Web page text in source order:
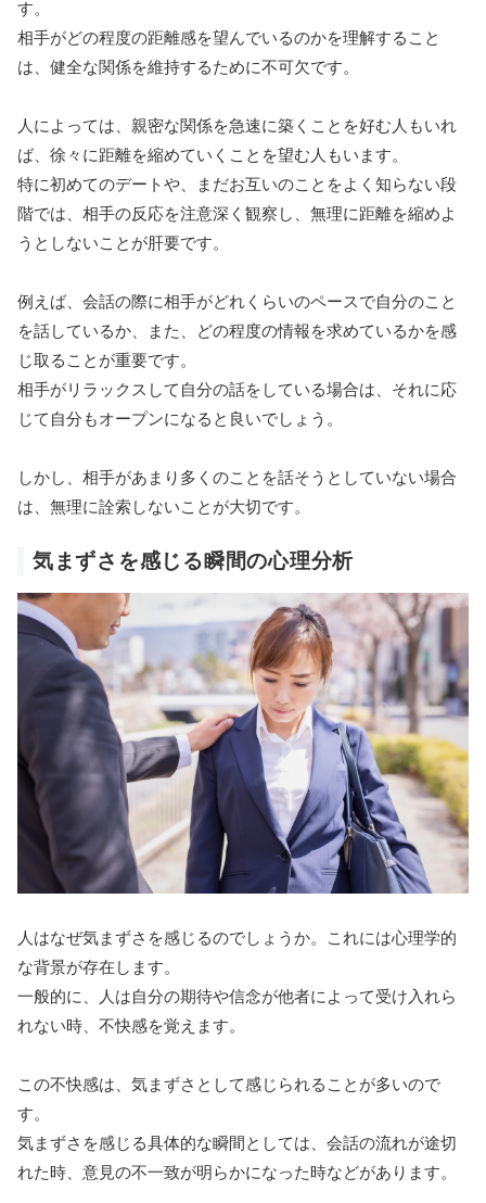
す。
相手がどの程度の距離感を望んでいるのかを理解すること
は、健全な関係を維持するために不可欠です。
人によっては、親密な関係を急速に築くことを好む人もいれ
ば、徐々に距離を縮めていくことを望む人もいます。
特に初めてのデートや、まだお互いのことをよく知らない段
階では、相手の反応を注意深く観察し、無理に距離を縮めよ
うとしないことが肝要です。
例えば、会話の際に相手がどれくらいのペースで自分のこと
を話しているか、また、どの程度の情報を求めているかを感
じ取ることが重要です。
相手がリラックスして自分の話をしている場合は、それに応
じて自分もオープンになると良いでしょう。
しかし、相手があまり多くのことを話そうとしていない場合
は、無理に詮索しないことが大切です。
気まずさを感じる瞬間の心理分析
人はなぜ気まずさを感じるのでしょうか。これには心理学的
な背景が存在します。
一般的に、人は自分の期待や信念が他者によって受け入れら
れない時、不快感を覚えます。
この不快感は、気まずさとして感じられることが多いので
す。
気まずさを感じる具体的な瞬間としては、会話の流れが途切
れた時、意見の不一致が明らかになった時などがあります。